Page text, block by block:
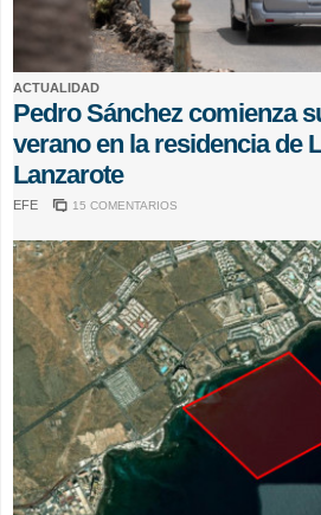
ACTUALIDAD
Pedro Sánchez comienza
verano en la residencia de
Lanzarote
EFE 15 COMENTARIOS